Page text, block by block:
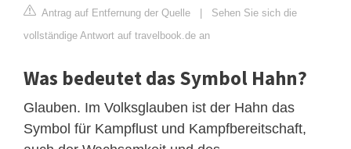
Antrag auf Entfernung der Quelle | Sehen Sie sich die
vollständige Antwort auf travelbook.de an
Was bedeutet das Symbol Hahn?
Glauben. Im Volksglauben ist der Hahn das
Symbol für Kampflust und Kampfbereitschaft,